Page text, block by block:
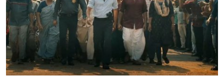
Crime
Tamilnadu
National
World